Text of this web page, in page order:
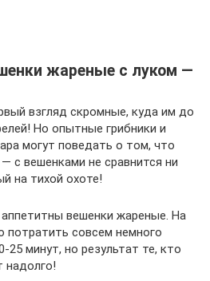
жареные с луком —
взгляд скромные, куда им до
Но опытные грибники и
могут поведать о том, что
с вешенками не сравнится ни
на тихой охоте!
вешенки жареные. На
потратить совсем немного
25 минут, но результат те, кто
надолго!